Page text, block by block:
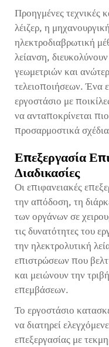
Προηγμένες
λέιζερ, η
ηλεκτροδιαβρωτική
λείανση,
γεωμετριών και
τελειοποιήσεων. Ένα
εργοστάσιο με
να ανταποκρίνεται
προσαρμοστικά
Επεξεργασία
Διαδικασίες
Οι επιφανειακές
την απόδοση, τη
των οργάνων σε
τις δυνατότητες του
την ηλεκτρολυτική
επιστρώσεων που
και μειώνουν την
επεμβάσεων.
Το εργοστάσιο
να διατηρεί
επεξεργασίας με